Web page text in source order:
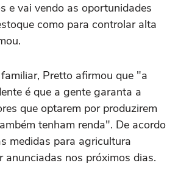
e vai vendo as oportunidades
como para controlar alta
Pretto afirmou que "a
é que a gente garanta a
que optarem por produzirem
tenham renda". De acordo
medidas para agricultura
anunciadas nos próximos dias.